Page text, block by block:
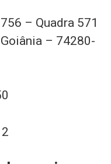
– Quadra 571
– 74280-